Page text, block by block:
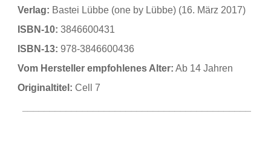
Verlag: Bastei Lübbe (one by Lübbe) (16. März 2017)
ISBN-10: 3846600431
ISBN-13: 978-3846600436
Vom Hersteller empfohlenes Alter: Ab 14 Jahren
Originaltitel: Cell 7